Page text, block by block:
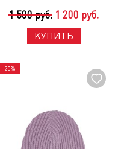
1 500 руб. 1 200 руб.
КУПИТЬ
- 20%